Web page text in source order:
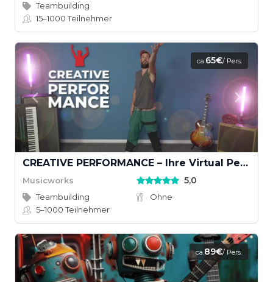
Teambuilding
15–1000Teilnehmer
ca.65€/ Pers.
CREATIVE PERFORMANCE – Ihre Virtual Performance mit Musikvideodreh
Musicworks 5,0
Teambuilding
Ohne
5–1000Teilnehmer
ca.89€/ Pers.